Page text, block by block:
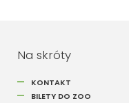
Na skróty
KONTAKT
BILETY DO ZOO